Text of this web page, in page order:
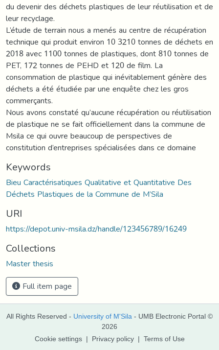
du devenir des déchets plastiques de leur réutilisation et de
leur recyclage.
L’étude de terrain nous a menés au centre de récupération
technique qui produit environ 10 3210 tonnes de déchets en
2018 avec 1100 tonnes de plastiques, dont 810 tonnes de
PET, 172 tonnes de PEHD et 120 de film. La
consommation de plastique qui inévitablement génère des
déchets a été étudiée par une enquête chez les gros
commerçants.
Nous avons constaté qu’aucune récupération ou réutilisation
de plastique ne se fait officiellement dans la commune de
Msila ce qui ouvre beaucoup de perspectives de
constitution d’entreprises spécialisées dans ce domaine
Keywords
Bieu Caractérisatiques Qualitative et Quantitative Des
Déchets Plastiques de la Commune de M’Sila
URI
https://depot.univ-msila.dz/handle/123456789/16249
Collections
Master thesis
Full item page
All Rights Reserved - University of M'Sila - UMB Electronic Portal ©
2026
Cookie settings | Privacy policy | Terms of Use